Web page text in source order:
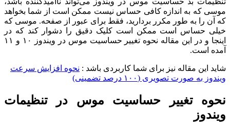
موسی که به اندازه کافی حساس نیست ممکن است از شما بخواهد
که آن را به طور مکرر بردارید، فقط برای عبور از صفحه. موسی که
خیلی حساس است ممکن است کلیک دقیق را دشوار کند که در
اینجا و در این مقاله نحوه تغییر حساسیت موس در ویندوز ۱۰ و ۱۱
آمده است.
شاید این مقاله نیز برای شما کاربردی باشد : نحوه افزایش سرعت
ویندوز به صورت تصویری (۱۰۰ درصد تضمینی)
نحوه تغییر حساسیت موس در تنظیمات
ویندوز